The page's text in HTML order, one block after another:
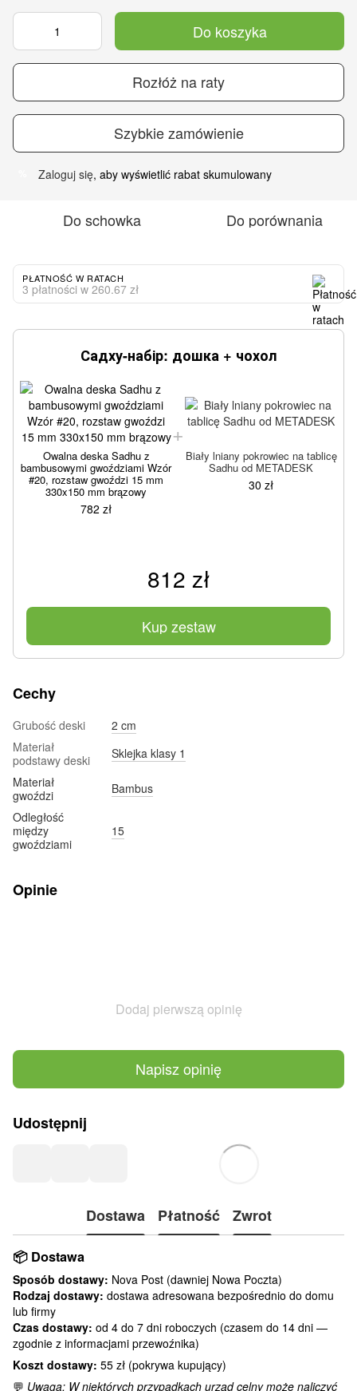
Do koszyka
Rozłóż na raty
Szybkie zamówienie
Zaloguj się, aby wyświetlić rabat skumulowany
Do schowka Do porównania
PŁATNOŚĆ W RATACH
3 płatności w 260.67 zł
Садху-набір: дошка + чохол
Owalna deska Sadhu z
bambusowymi gwoździami Wzór
#20, rozstaw gwoździ 15 mm
330x150 mm brązowy
782 zł
Biały lniany pokrowiec na tablicę
Sadhu od METADESK
30 zł
812 zł
Kup zestaw
Cechy
Grubość deski
2 cm
Materiał
podstawy deski
Sklejka klasy 1
Materiał
gwoździ
Bambus
Odległość
między
gwoździami
15
Opinie
Dodaj pierwszą opinię
Napisz opinię
Udostępnij
Dostawa Płatność Zwrot
📦 Dostawa
Sposób dostawy: Nova Post (dawniej Nowa Poczta)
Rodzaj dostawy: dostawa adresowana bezpośrednio do domu
lub firmy
Czas dostawy: od 4 do 7 dni roboczych (czasem do 14 dni —
zgodnie z informacjami przewoźnika)
Koszt dostawy: 55 zł (pokrywa kupujący)
💬 Uwaga: W niektórych przypadkach urząd celny może naliczyć